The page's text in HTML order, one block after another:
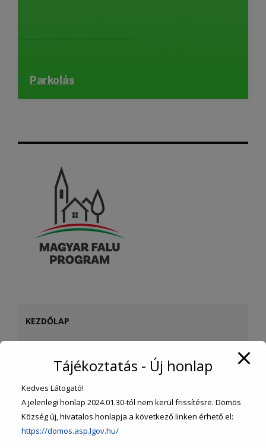
KEZDŐLAP
ÜGYINTÉZÉS
SZOLGÁLTATÁSOK
Parkolás
Tájékoztatás - Új honlap
Kedves Látogató!
A jelenlegi honlap 2024.01.30-tól nem kerül frissítésre. Dömös
Község új, hivatalos honlapja a következő linken érhető el:
https://domos.asp.lgov.hu/